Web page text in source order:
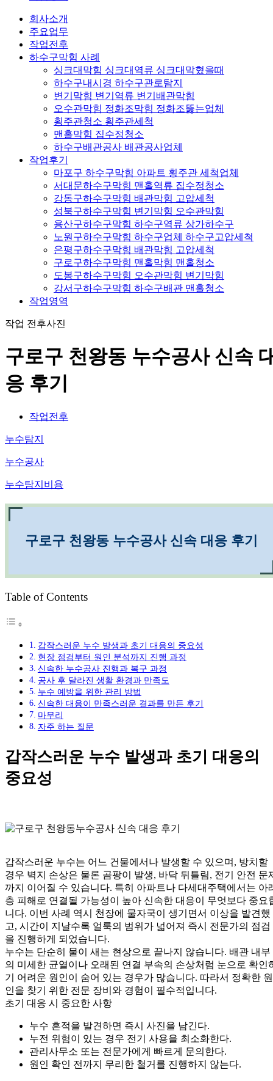
회사소개
주요업무
작업전후
하수구막힘 사례
싱크대막힘 싱크대역류 싱크대막혔을때
하수구내시경 하수구관로탐지
변기막힘 변기역류 변기배관막힘
오수관막힘 정화조막힘 정화조뚫는업체
횡주관청소 횡주관세척
맨홀막힘 집수정청소
하수구배관공사 배관공사업체
작업후기
마포구 하수구막힘 아파트 횡주관 세척업체
서대문하수구막힘 맨홀역류 집수정청소
강동구하수구막힘 배관막힘 고압세척
성북구하수구막힘 변기막힘 오수관막힘
용산구하수구막힘 하수구역류 상가하수구
노원구하수구막힘 하수구업체 하수구고압세척
은평구하수구막힘 배관막힘 고압세척
구로구하수구막힘 맨홀막힘 맨홀청소
도봉구하수구막힘 오수관막힘 변기막힘
강서구하수구막힘 하수구배관 맨홀청소
작업영역
작업 전후사진
구로구 천왕동 누수공사 신속
응 후기
작업전후
누수탐지
누수공사
누수탐지비용
구로구 천왕동 누수공사 신속 대응 후기
Table of Contents
갑작스러운 누수 발생과 초기 대응의 중요성
현장 점검부터 원인 분석까지 진행 과정
신속한 누수공사 진행과 복구 과정
공사 후 달라진 생활 환경과 만족도
누수 예방을 위한 관리 방법
신속한 대응이 만족스러운 결과를 만든 후기
마무리
자주 하는 질문
갑작스러운 누수 발생과 초기 대응의
중요성
갑작스러운 누수는 어느 건물에서나 발생할 수 있으며, 방치할
경우 벽지 손상은 물론 곰팡이 발생, 바닥 뒤틀림, 전기 안전 문
까지 이어질 수 있습니다. 특히 아파트나 다세대주택에서는 아
층 피해로 연결될 가능성이 높아 신속한 대응이 무엇보다 중요
니다. 이번 사례 역시 천장에 물자국이 생기면서 이상을 발견했
고, 시간이 지날수록 얼룩의 범위가 넓어져 즉시 전문가의 점검
을 진행하게 되었습니다.
누수는 단순히 물이 새는 현상으로 끝나지 않습니다. 배관 내부
의 미세한 균열이나 오래된 연결 부속의 손상처럼 눈으로 확인
기 어려운 원인이 숨어 있는 경우가 많습니다. 따라서 정확한 원
인을 찾기 위한 전문 장비와 경험이 필수적입니다.
초기 대응 시 중요한 사항
누수 흔적을 발견하면 즉시 사진을 남긴다.
누전 위험이 있는 경우 전기 사용을 최소화한다.
관리사무소 또는 전문가에게 빠르게 문의한다.
원인 확인 전까지 무리한 철거를 진행하지 않는다.